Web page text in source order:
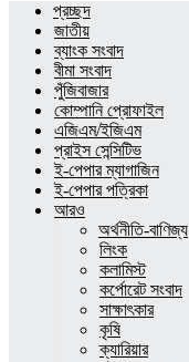
প্রচ্ছদ
জাতীয়
ব্যাংক সংবাদ
বীমা সংবাদ
পুঁজিবাজার
কোম্পানি প্রোফাইল
এজিএম/ইজিএম
প্রাইস সেন্সিটিভ
ই-পেপার ম্যাগাজিন
ই-পেপার পত্রিকা
আরও
অর্থনীতি-বাণিজ্য
লিংক
কলামিস্ট
কর্পোরেট সংবাদ
সাক্ষাৎকার
কৃষি
ক্যারিয়ার